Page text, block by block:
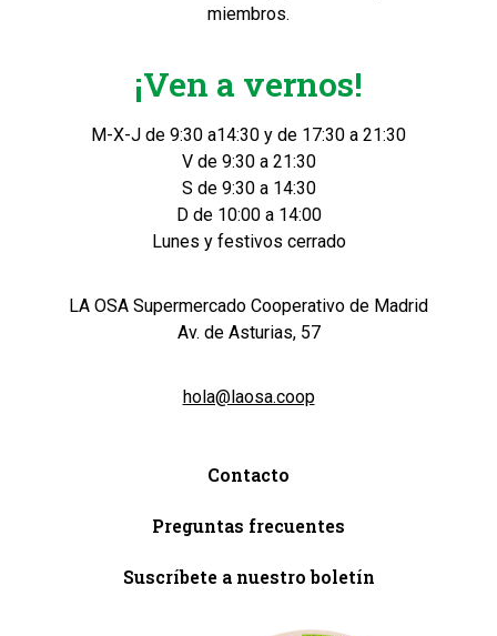
miembros.
¡Ven a vernos!
M-X-J de 9:30 a14:30 y de 17:30 a 21:30
V de 9:30 a 21:30
S de 9:30 a 14:30
D de 10:00 a 14:00
Lunes y festivos cerrado
LA OSA Supermercado Cooperativo de Madrid
Av. de Asturias, 57
hola@laosa.coop
Contacto
Preguntas frecuentes
Suscríbete a nuestro boletín